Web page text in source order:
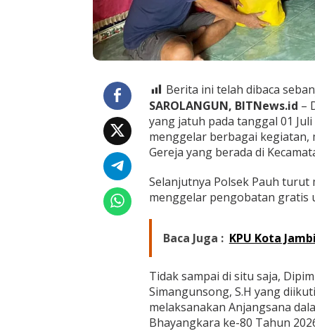
G
e
l
a
a
k
t
R
e
i
g
i
a
i
K
e
s
Berita ini telah dibaca
SAROLANGUN, BITNews.id –
yang jatuh pada tanggal 01
menggelar berbagai kegiatan,
Gereja yang berada di
Selanjutnya Polsek Pauh
menggelar pengobatan gratis
Baca Juga : KPU Kota
Tidak sampai di situ saja,
Simangunsong, S.H yang
melaksanakan Anjangsana
Bhayangkara ke-80 Tahun